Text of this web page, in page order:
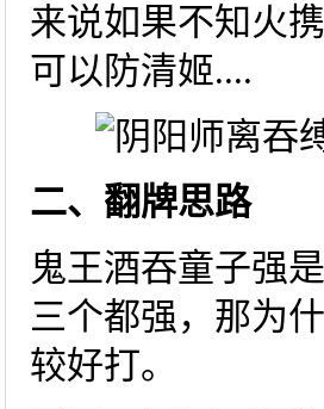
来说如果不知火
可以防清姬....
二、翻牌思路
鬼王酒吞童子强
三个都强，那为
较好打。